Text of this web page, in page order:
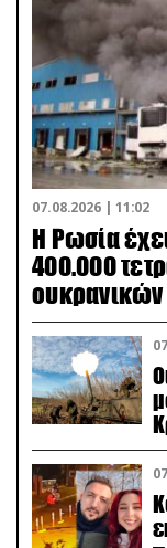
07.08.2026 | 11:02
Η Ρωσία
400.000
ουκρανικών